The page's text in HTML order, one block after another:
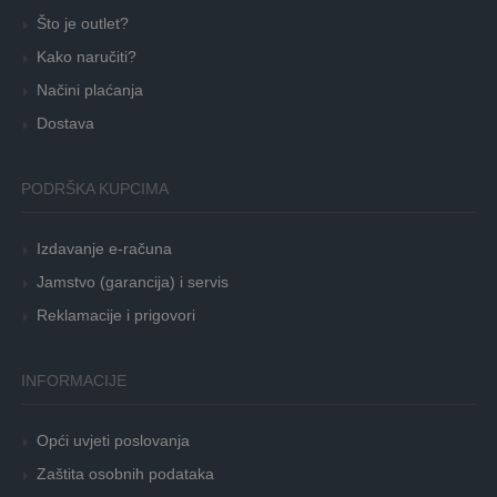
Što je outlet?
Kako naručiti?
Načini plaćanja
Dostava
PODRŠKA KUPCIMA
Izdavanje e-računa
Jamstvo (garancija) i servis
Reklamacije i prigovori
INFORMACIJE
Opći uvjeti poslovanja
Zaštita osobnih podataka